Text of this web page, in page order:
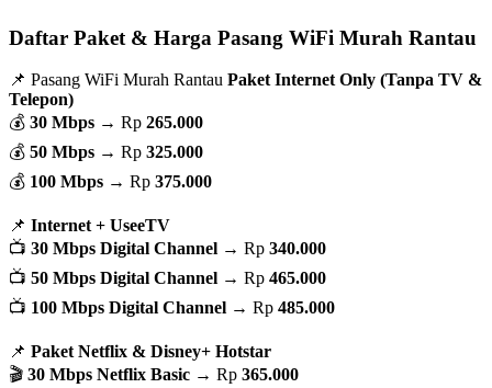
Daftar Paket & Harga Pasang WiFi Murah Rantau
📌 Pasang WiFi Murah Rantau Paket Internet Only (Tanpa TV &
Telepon)
💰 30 Mbps → Rp 265.000
💰 50 Mbps → Rp 325.000
💰 100 Mbps → Rp 375.000
📌 Internet + UseeTV
📺 30 Mbps Digital Channel → Rp 340.000
📺 50 Mbps Digital Channel → Rp 465.000
📺 100 Mbps Digital Channel → Rp 485.000
📌 Paket Netflix & Disney+ Hotstar
🎬 30 Mbps Netflix Basic → Rp 365.000